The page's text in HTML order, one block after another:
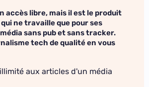
accès libre, mais il est le produit
ne travaille que pour ses
sans pub et sans tracker.
tech de qualité en vous
aux articles d'un média